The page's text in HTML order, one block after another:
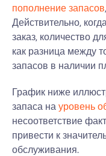
пополнение запасов
Действительно,
заказ, количество
как разница между
запасов в наличии
График ниже
запаса на уровень
несоответствие
привести к
обслуживания.